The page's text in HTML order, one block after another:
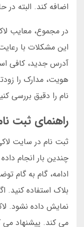
اضافه کند. البته در
در مجموع، معایب
این مشکلات با
آدرس جدید، کافی
هویت، مدارک را
نام را دقیق بررسی
راهنمای ثبت
ثبت نام در سایت
چندین بار انجام
ادامه، گام به گام
بلاک استفاده
نمایش داده نشود.
می کند. پیشنهاد می